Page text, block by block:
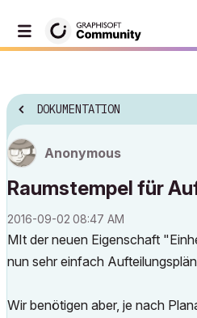
DOKUMENTATION
Anonymous
Raumstempel für
‎2016-09-02 08:47 AM
MIt der neuen Eigenschaft
nun sehr einfach
Wir benötigen aber, je nach